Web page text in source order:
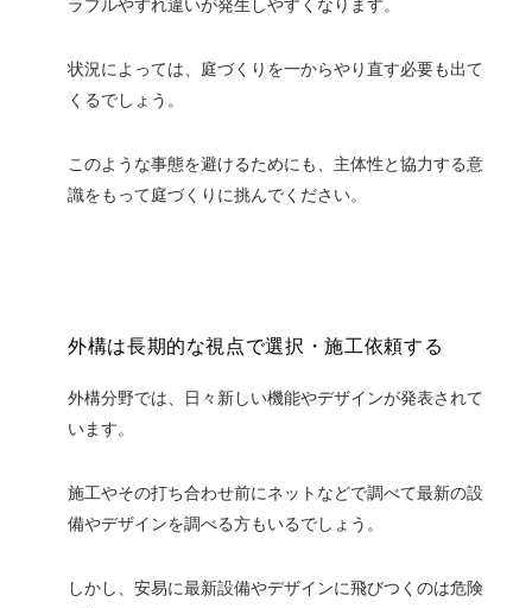
ラブルやすれ違いが発生しやすくなります。
状況によっては、庭づくりを一からやり直す必要も出て
くるでしょう。
このような事態を避けるためにも、主体性と協力する意
識をもって庭づくりに挑んでください。
外構は長期的な視点で選択・施工依頼する
外構分野では、日々新しい機能やデザインが発表されて
います。
施工やその打ち合わせ前にネットなどで調べて最新の設
備やデザインを調べる方もいるでしょう。
しかし、安易に最新設備やデザインに飛びつくのは危険